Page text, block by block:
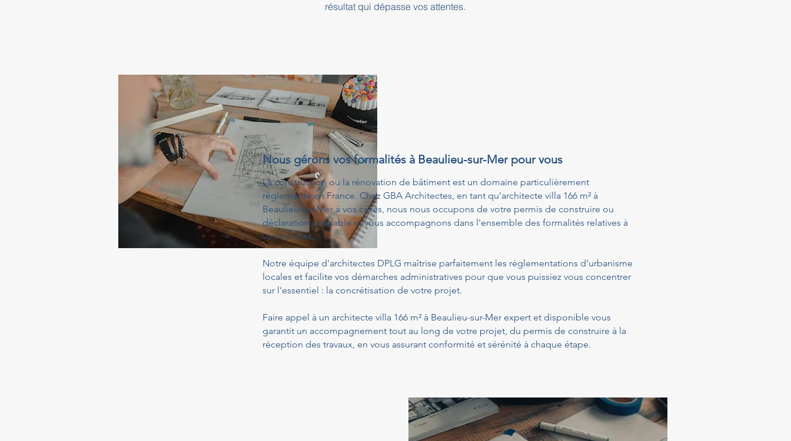
résultat qui dépasse vos attentes.
Nous gérons vos formalités à Beaulieu-sur-Mer pour vous
La construction ou la rénovation de bâtiment est un domaine particulièrement
réglementé en France. Chez GBA Architectes, en tant qu'architecte villa 166 m² à
Beaulieu-sur-Mer à vos côtés, nous nous occupons de votre permis de construire ou
déclaration préalable et vous accompagnons dans l'ensemble des formalités relatives à
votre projet.
Notre équipe d'architectes DPLG maîtrise parfaitement les réglementations d'urbanisme
locales et facilite vos démarches administratives pour que vous puissiez vous concentrer
sur l'essentiel : la concrétisation de votre projet.
Faire appel à un architecte villa 166 m² à Beaulieu-sur-Mer expert et disponible vous
garantit un accompagnement tout au long de votre projet, du permis de construire à la
réception des travaux, en vous assurant conformité et sérénité à chaque étape.